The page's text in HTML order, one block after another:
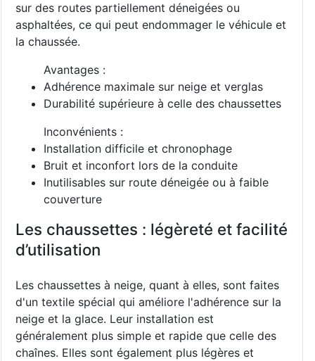
sur des routes partiellement déneigées ou
asphaltées, ce qui peut endommager le véhicule et
la chaussée.
Avantages :
Adhérence maximale sur neige et verglas
Durabilité supérieure à celle des chaussettes
Inconvénients :
Installation difficile et chronophage
Bruit et inconfort lors de la conduite
Inutilisables sur route déneigée ou à faible
couverture
Les chaussettes : légèreté et facilité
d’utilisation
Les chaussettes à neige, quant à elles, sont faites
d'un textile spécial qui améliore l'adhérence sur la
neige et la glace. Leur installation est
généralement plus simple et rapide que celle des
chaînes. Elles sont également plus légères et